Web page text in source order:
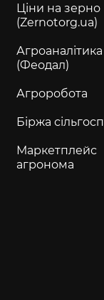
Ціни на зерно
(Zernotorg.ua)
Агроаналітика
(Феодал)
Агроробота
Біржа
Маркетплейс
агронома